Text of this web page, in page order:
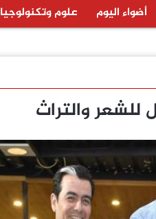
أضواء اليوم علوم وتكنولوجيا
للشعر والتراث